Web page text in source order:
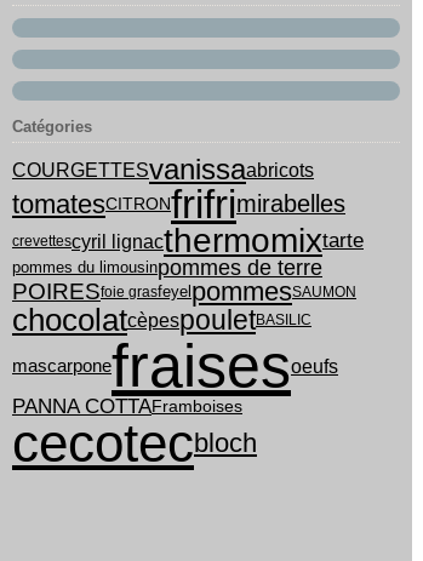
Catégories
COURGETTESvanissaabricots
tomatesCITRONfrifrimirabelles
crevettescyril lignacthermomixtarte
pommes du limousinpommes de terre
POIRESfoie grasfeyelpommesSAUMON
chocolatcèpespouletBASILIC
mascarponefraisesoeufs
PANNA COTTAFramboises
cecotecbloch